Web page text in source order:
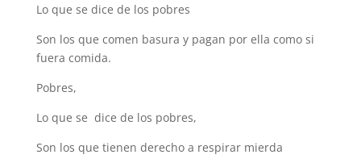
Lo que se dice de los pobres
Son los que comen basura y pagan por ella como si
fuera comida.
Pobres,
Lo que se dice de los pobres,
Son los que tienen derecho a respirar mierda